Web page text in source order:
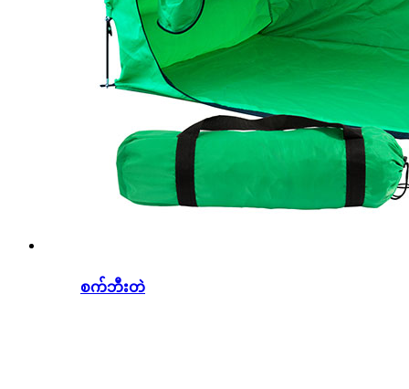
စက်ဘီးတဲ